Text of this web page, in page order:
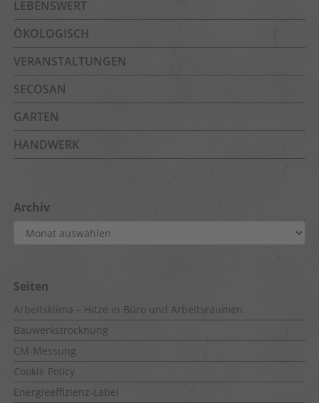
LEBENSWERT
ÖKOLOGISCH
VERANSTALTUNGEN
SECOSAN
GARTEN
HANDWERK
Archiv
Archiv
Seiten
Arbeitsklima – Hitze in Büro und Arbeitsräumen
Bauwerkstrocknung
CM-Messung
Cookie Policy
Energieeffizienz-Label